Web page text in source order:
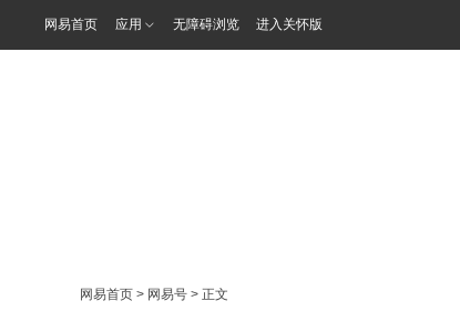
网易首页 应用 无障碍浏览 进入关怀版
网易首页 > 网易号 > 正文